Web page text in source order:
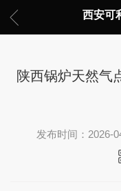
西安可
陕西锅炉天然气
发布时间：2026-